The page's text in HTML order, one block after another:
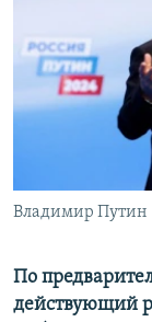
СОВЕТЫ
ПРОПАВШИЕ БЕЗ
ПОБЕДИТЕЛЕЙ НЕ
УКРАИНСКАЯ
Владимир Путин
По
действующий